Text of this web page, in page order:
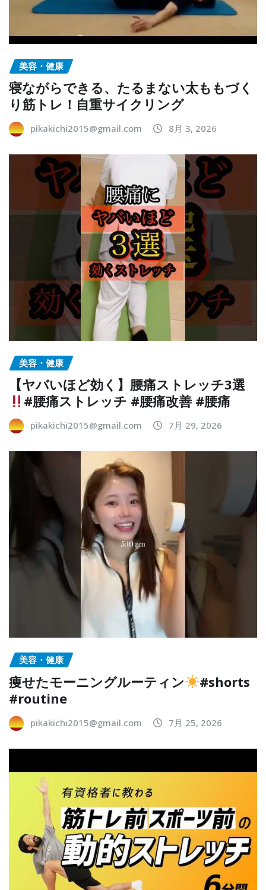
美容・健康
寝ながらできる、たるまない太ももづく
り筋トレ！自重サイクリング
pikakichi2015@gmail.com 8月 3, 2026
美容・健康
【ヤバいほど効く】腰痛ストレッチ3選
#腰痛ストレッチ #腰痛改善 #腰痛
pikakichi2015@gmail.com 7月 29, 2026
美容・健康
痩せたモーニングルーティン
#shorts
#routine
pikakichi2015@gmail.com 7月 25, 2026